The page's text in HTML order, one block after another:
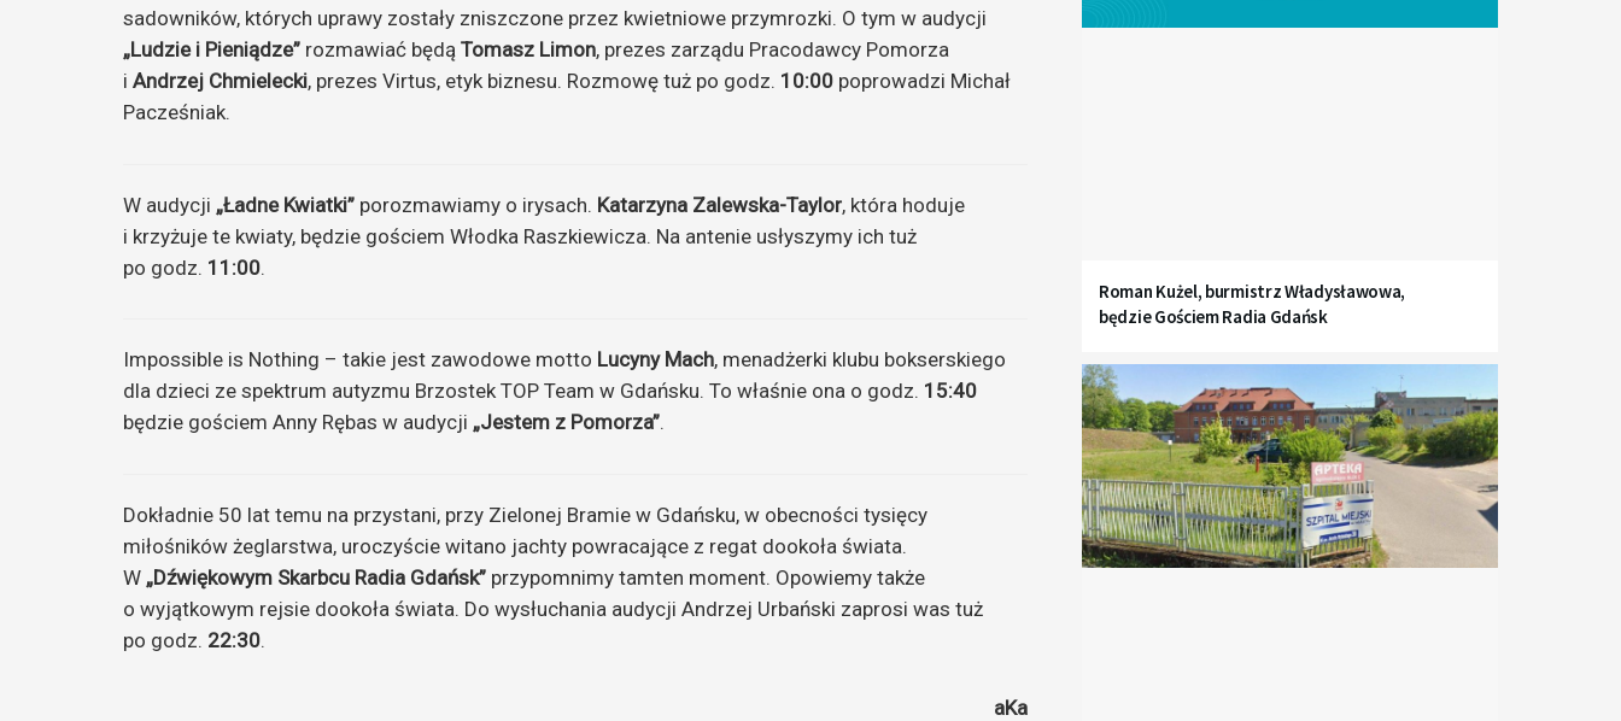
sadowników, których uprawy zostały zniszczone przez kwietniowe przymrozki. O tym w audycji
„Ludzie i Pieniądze” rozmawiać będą Tomasz Limon, prezes zarządu Pracodawcy Pomorza
i Andrzej Chmielecki, prezes Virtus, etyk biznesu. Rozmowę tuż po godz. 10:00 poprowadzi Michał
Pacześniak.
W audycji „Ładne Kwiatki” porozmawiamy o irysach. Katarzyna Zalewska-Taylor, która hoduje
i krzyżuje te kwiaty, będzie gościem Włodka Raszkiewicza. Na antenie usłyszymy ich tuż
po godz. 11:00.
Impossible is Nothing – takie jest zawodowe motto Lucyny Mach, menadżerki klubu bokserskiego
dla dzieci ze spektrum autyzmu Brzostek TOP Team w Gdańsku. To właśnie ona o godz. 15:40
będzie gościem Anny Rębas w audycji „Jestem z Pomorza”.
Dokładnie 50 lat temu na przystani, przy Zielonej Bramie w Gdańsku, w obecności tysięcy
miłośników żeglarstwa, uroczyście witano jachty powracające z regat dookoła świata.
W „Dźwiękowym Skarbcu Radia Gdańsk” przypomnimy tamten moment. Opowiemy także
o wyjątkowym rejsie dookoła świata. Do wysłuchania audycji Andrzej Urbański zaprosi was tuż
po godz. 22:30.
aKa
Roman Kużel, burmistrz Władysławowa,
będzie Gościem Radia Gdańsk